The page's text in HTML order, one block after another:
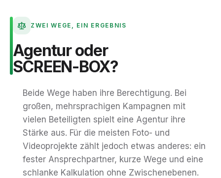
ZWEI WEGE, EIN ERGEBNIS
Agentur oder
SCREEN-BOX?
Beide Wege haben ihre Berechtigung. Bei
großen, mehrsprachigen Kampagnen mit
vielen Beteiligten spielt eine Agentur ihre
Stärke aus. Für die meisten Foto- und
Videoprojekte zählt jedoch etwas anderes: ein
fester Ansprechpartner, kurze Wege und eine
schlanke Kalkulation ohne Zwischenebenen.